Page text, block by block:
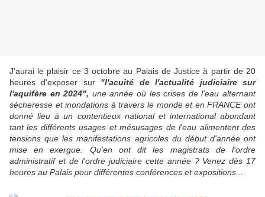
J'aurai le plaisir ce 3 octobre au Palais de Justice à partir de 20
heures d'exposer sur "l'acuité de l'actualité judiciaire sur
l'aquifère en 2024", une année où les crises de l'eau alternant
sécheresse et inondations à travers le monde et en FRANCE ont
donné lieu à un contentieux national et international abondant
tant les différents usages et mésusages de l'eau alimentent des
tensions que les manifestations agricoles du début d'année ont
mise en exergue. Qu'en ont dit les magistrats de l'ordre
administratif et de l'ordre judiciaire cette année ? Venez dès 17
heures au Palais pour différentes conférences et expositions...